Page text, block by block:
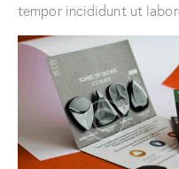
tempor incididunt ut